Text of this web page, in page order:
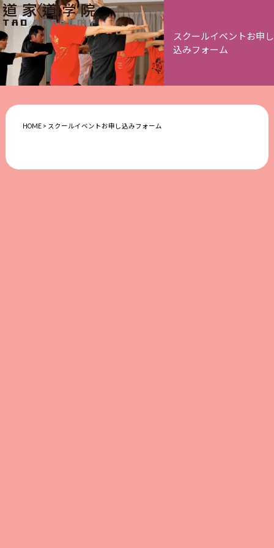
スクールイベントお申し
込みフォーム
HOME> スクールイベントお申し込みフォーム